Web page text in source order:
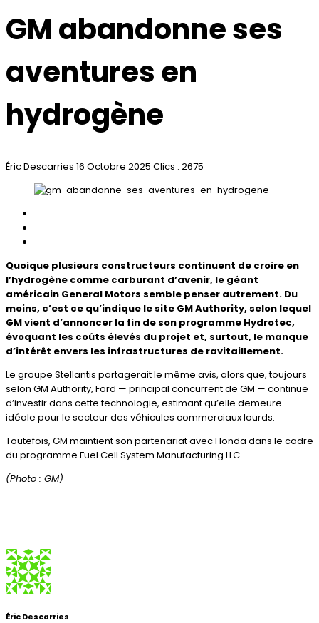
GM abandonne ses
aventures en
hydrogène
Éric Descarries 16 Octobre 2025 Clics : 2675
Quoique plusieurs constructeurs continuent de croire en
l’hydrogène comme carburant d’avenir, le géant
américain General Motors semble penser autrement. Du
moins, c’est ce qu’indique le site GM Authority, selon lequel
GM vient d’annoncer la fin de son programme Hydrotec,
évoquant les coûts élevés du projet et, surtout, le manque
d’intérêt envers les infrastructures de ravitaillement.
Le groupe Stellantis partagerait le même avis, alors que, toujours
selon GM Authority, Ford — principal concurrent de GM — continue
d’investir dans cette technologie, estimant qu’elle demeure
idéale pour le secteur des véhicules commerciaux lourds.
Toutefois, GM maintient son partenariat avec Honda dans le cadre
du programme Fuel Cell System Manufacturing LLC.
(Photo : GM)
Éric Descarries